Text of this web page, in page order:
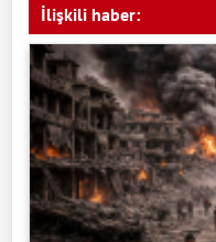
İlişkili haber: